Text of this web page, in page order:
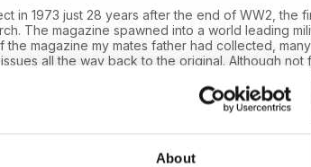
About
in 1973 just 28 years after the end of WW2, the
The magazine spawned into a world leading
magazine my mates father had collected,
all the way back to the original. Although
history magazine and still the best out there,